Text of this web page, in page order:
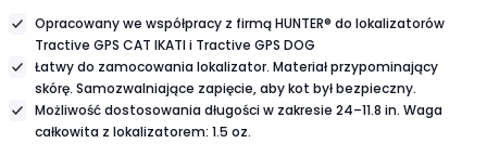
$14.99Opracowany we współpracy z firmą HUNTER® do lokalizatorów
Tractive GPS CAT IKATI i Tractive GPS DOG
Łatwy do zamocowania lokalizator. Materiał przypominający
skórę. Samozwalniające zapięcie, aby kot był bezpieczny.
Możliwość dostosowania długości w zakresie 24–11.8 in. Waga
całkowita z lokalizatorem: 1.5 oz.